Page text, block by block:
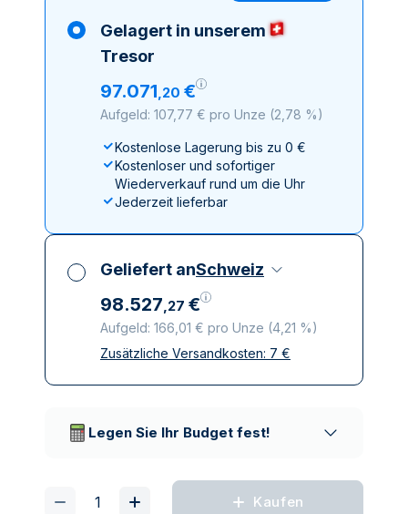
Gelagert in unserem
Tresor
97.071,20 €
Aufgeld: 107,77 € pro Unze (2,78 %)
Kostenlose Lagerung bis zu 0 €
Kostenloser und sofortiger
Wiederverkauf rund um die Uhr
Jederzeit lieferbar
Geliefert anSchweiz
98.527,27 €
Aufgeld: 166,01 € pro Unze (4,21 %)
Alle Steuern inbegriffen
Zusätzliche Versandkosten: 7 €
Legen Sie Ihr Budget fest!
Kaufen